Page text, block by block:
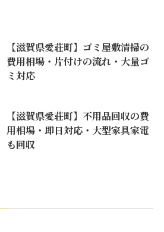
【滋賀県愛荘町】ゴミ屋敷清掃の
費用相場・片付けの流れ・大量ゴ
ミ対応
【滋賀県愛荘町】不用品回収の費
用相場・即日対応・大型家具家電
も回収